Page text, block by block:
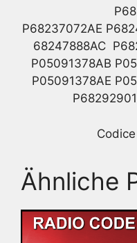
P68237072AE
68247888AC
P05091378AB
P05091378AE
Ähnliche